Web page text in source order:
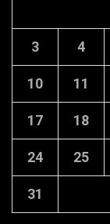
3 4
10 11
17 18
24 25
31